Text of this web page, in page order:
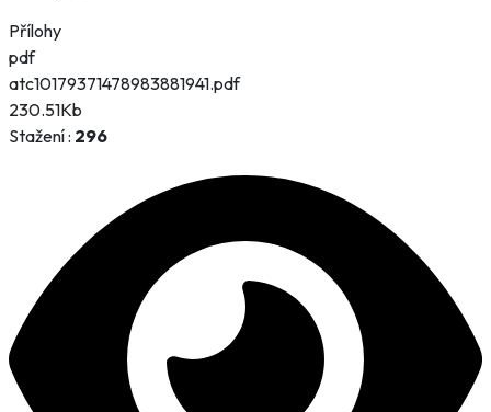
Přílohy
pdf
atc10179371478983881941.pdf
230.51Kb
Stažení : 296